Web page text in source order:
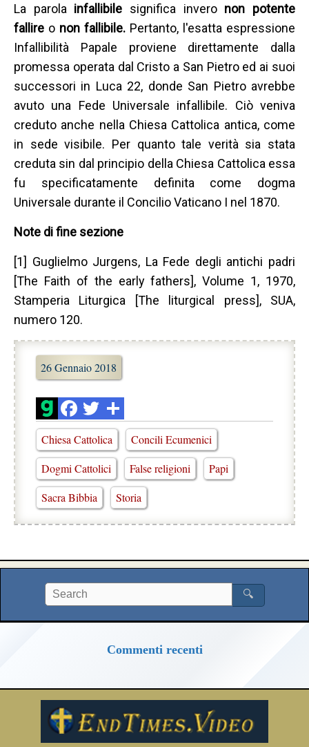
La parola infallibile significa invero non potente
fallire o non fallibile. Pertanto, l'esatta espressione
Infallibilità Papale proviene direttamente dalla
promessa operata dal Cristo a San Pietro ed ai suoi
successori in Luca 22, donde San Pietro avrebbe
avuto una Fede Universale infallibile. Ciò veniva
creduto anche nella Chiesa Cattolica antica, come
in sede visibile. Per quanto tale verità sia stata
creduta sin dal principio della Chiesa Cattolica essa
fu specificatamente definita come dogma
Universale durante il Concilio Vaticano I nel 1870.
Note di fine sezione
[1] Guglielmo Jurgens, La Fede degli antichi padri
[The Faith of the early fathers], Volume 1, 1970,
Stamperia Liturgica [The liturgical press], SUA,
numero 120.
26 Gennaio 2018
Chiesa Cattolica
Concili Ecumenici
Dogmi Cattolici
False religioni
Papi
Sacra Bibbia
Storia
🔍
Commenti recenti